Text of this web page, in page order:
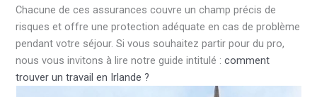
Chacune de ces assurances couvre un champ précis de
risques et offre une protection adéquate en cas de problème
pendant votre séjour. Si vous souhaitez partir pour du pro,
nous vous invitons à lire notre guide intitulé :comment
trouver un travail en Irlande ?